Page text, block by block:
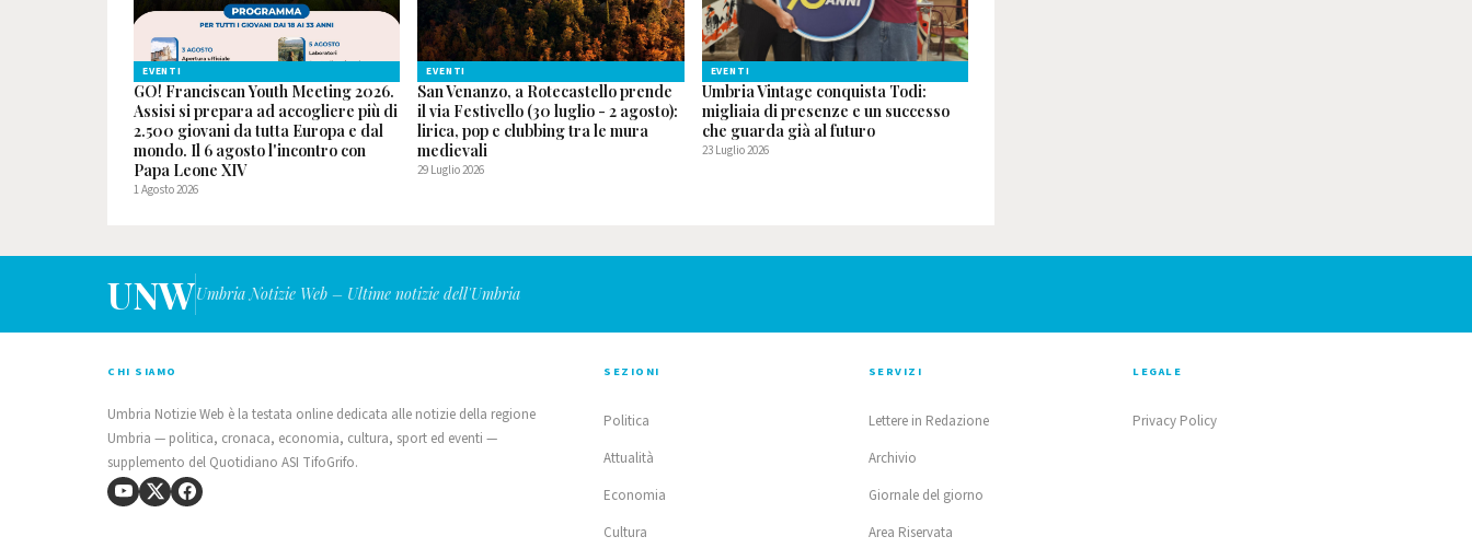
EVENTI
GO! Franciscan Youth Meeting 2026.
Assisi si prepara ad accogliere più di
2.500 giovani da tutta Europa e dal
mondo. Il 6 agosto l'incontro con
Papa Leone XIV
1 Agosto 2026
EVENTI
San Venanzo, a Rotecastello prende
il via Festivello (30 luglio - 2 agosto):
lirica, pop e clubbing tra le mura
medievali
29 Luglio 2026
EVENTI
Umbria Vintage conquista Todi:
migliaia di presenze e un successo
che guarda già al futuro
23 Luglio 2026
UNWUmbria Notizie Web – Ultime notizie dell'Umbria
CHI SIAMO
Umbria Notizie Web è la testata online dedicata alle notizie della regione
Umbria — politica, cronaca, economia, cultura, sport ed eventi —
supplemento del Quotidiano ASI TifoGrifo.
SEZIONI
Politica
Attualità
Economia
Cultura
SERVIZI
Lettere in Redazione
Archivio
Giornale del giorno
Area Riservata
LEGALE
Privacy Policy